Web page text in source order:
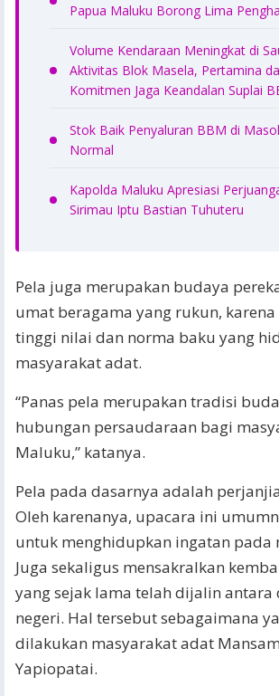
Papua Maluku Borong Lima
Volume Kendaraan Meningkat di
Aktivitas Blok Masela, Pertamina
Komitmen Jaga Keandalan Suplai
Stok Baik Penyaluran BBM di
Normal
Kapolda Maluku Apresiasi
Sirimau Iptu Bastian Tuhuteru
Pela juga merupakan budaya
umat beragama yang rukun,
tinggi nilai dan norma baku yang
masyarakat adat.
“Panas pela merupakan tradisi
hubungan persaudaraan bagi
Maluku,” katanya.
Pela pada dasarnya adalah
Oleh karenanya, upacara ini
untuk menghidupkan ingatan pada
Juga sekaligus mensakralkan
yang sejak lama telah dijalin antara
negeri. Hal tersebut sebagaimana
dilakukan masyarakat adat
Yapiopatai.